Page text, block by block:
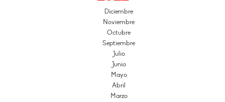
Diciembre
Noviembre
Octubre
Septiembre
Julio
Junio
Mayo
Abril
Marzo